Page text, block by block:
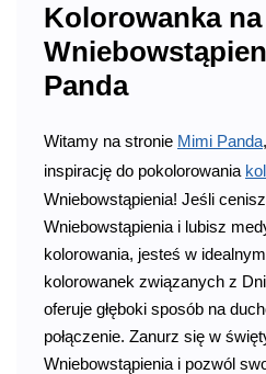
Kolorowanka
Panda
Witamy na stronie Mimi Panda
inspirację do pokolorowania
Wniebowstąpienia! Jeśli
Wniebowstąpienia i lubisz
kolorowania, jesteś w
kolorowanek związanych z
oferuje głęboki sposób na
połączenie. Zanurz się w
Wniebowstąpienia i pozwól